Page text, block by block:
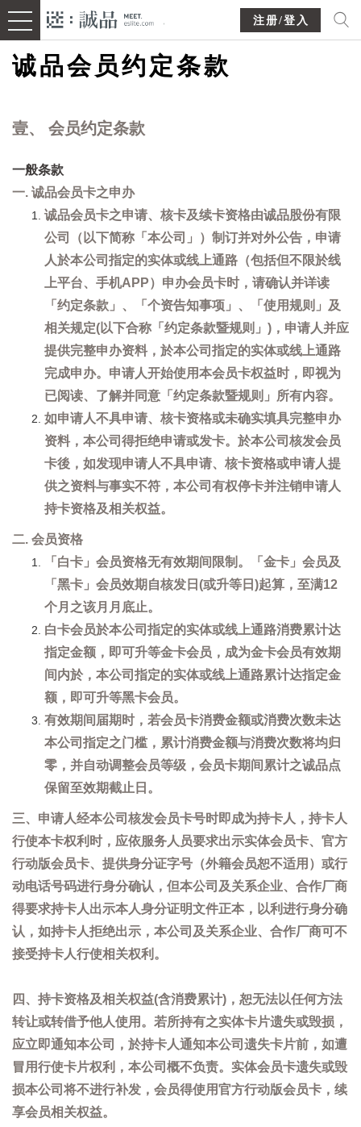
注册/登入
诚品会员约定条款
壹、 会员约定条款
一般条款
一. 诚品会员卡之申办
诚品会员卡之申请、核卡及续卡资格由诚品股份有限
公司（以下简称「本公司」）制订并对外公告，申请
人於本公司指定的实体或线上通路（包括但不限於线
上平台、手机APP）申办会员卡时，请确认并详读
「约定条款」、「个资告知事项」、「使用规则」及
相关规定(以下合称「约定条款暨规则」)，申请人并应
提供完整申办资料，於本公司指定的实体或线上通路
完成申办。申请人开始使用本会员卡权益时，即视为
已阅读、了解并同意「约定条款暨规则」所有内容。
如申请人不具申请、核卡资格或未确实填具完整申办
资料，本公司得拒绝申请或发卡。於本公司核发会员
卡後，如发现申请人不具申请、核卡资格或申请人提
供之资料与事实不符，本公司有权停卡并注销申请人
持卡资格及相关权益。
二. 会员资格
「白卡」会员资格无有效期间限制。「金卡」会员及
「黑卡」会员效期自核发日(或升等日)起算，至满12
个月之该月月底止。
白卡会员於本公司指定的实体或线上通路消费累计达
指定金额，即可升等金卡会员，成为金卡会员有效期
间内於，本公司指定的实体或线上通路累计达指定金
额，即可升等黑卡会员。
有效期间届期时，若会员卡消费金额或消费次数未达
本公司指定之门槛，累计消费金额与消费次数将均归
零，并自动调整会员等级，会员卡期间累计之诚品点
保留至效期截止日。
三、申请人经本公司核发会员卡号时即成为持卡人，持卡人
行使本卡权利时，应依服务人员要求出示实体会员卡、官方
行动版会员卡、提供身分证字号（外籍会员恕不适用）或行
动电话号码进行身分确认，但本公司及关系企业、合作厂商
得要求持卡人出示本人身分证明文件正本，以利进行身分确
认，如持卡人拒绝出示，本公司及关系企业、合作厂商可不
接受持卡人行使相关权利。
四、持卡资格及相关权益(含消费累计)，恕无法以任何方法
转让或转借予他人使用。若所持有之实体卡片遗失或毁损，
应立即通知本公司，於持卡人通知本公司遗失卡片前，如遭
冒用行使卡片权利，本公司概不负责。实体会员卡遗失或毁
损本公司将不进行补发，会员得使用官方行动版会员卡，续
享会员相关权益。